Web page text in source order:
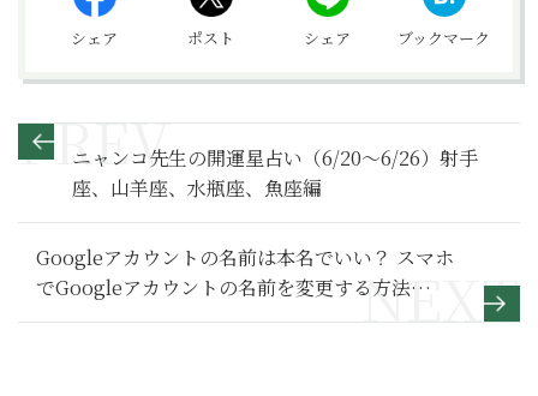
シェア ポスト シェア ブックマーク
ニャンコ先生の開運星占い（6/20～6/26）射手
座、山羊座、水瓶座、魚座編
Googleアカウントの名前は本名でいい？ スマホ
でGoogleアカウントの名前を変更する方法
【Google活用基本のき】